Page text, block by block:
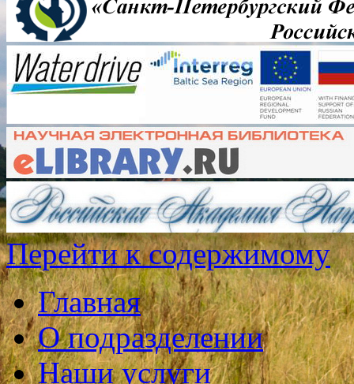
Перейти к содержимому
Главная
О подразделении
Наши услуги